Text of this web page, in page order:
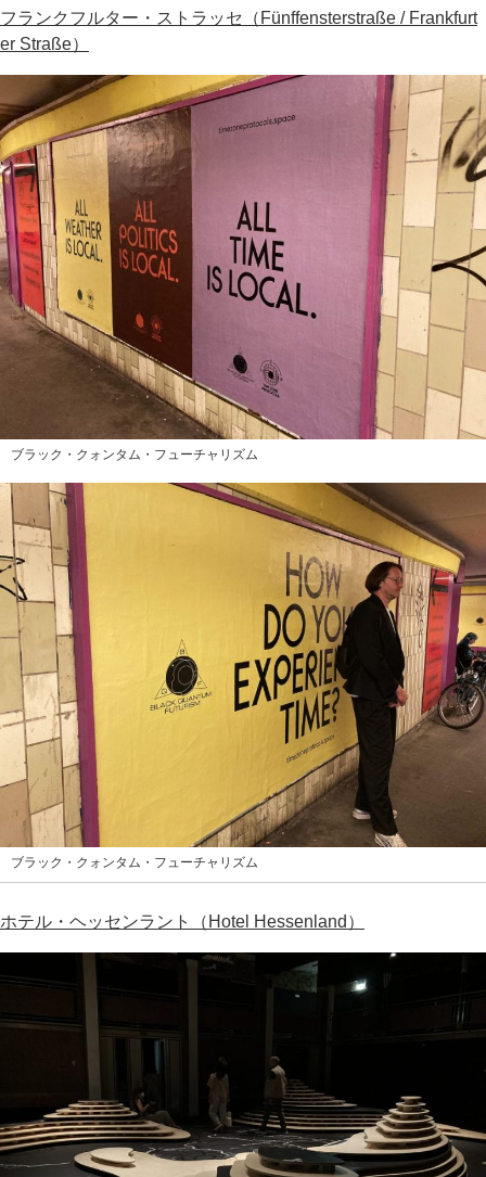
フランクフルター・ストラッセ（Fünffensterstraße / Frankfurt
er Straße）
ブラック・クォンタム・フューチャリズム
ブラック・クォンタム・フューチャリズム
ホテル・ヘッセンラント（Hotel Hessenland）